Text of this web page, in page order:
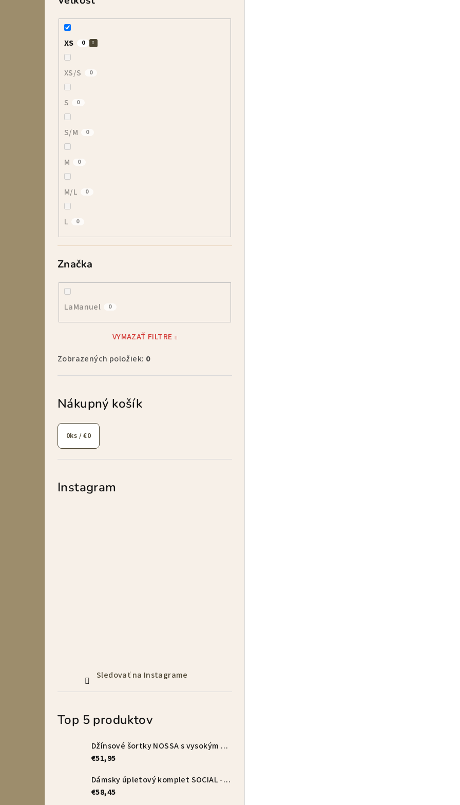
XS 0
XS/S 0
S 0
S/M 0
M 0
M/L 0
L 0
Značka
LaManuel 0
VYMAZAŤ FILTRE
Zobrazených položiek: 0
Nákupný košík
0ks /€0
Instagram
Sledovať na Instagrame
Top 5 produktov
Džínsové šortky NOSSA s vysokým pásom – vanilkové
€51,95
Dámsky úpletový komplet SOCIAL - sivý
€58,45